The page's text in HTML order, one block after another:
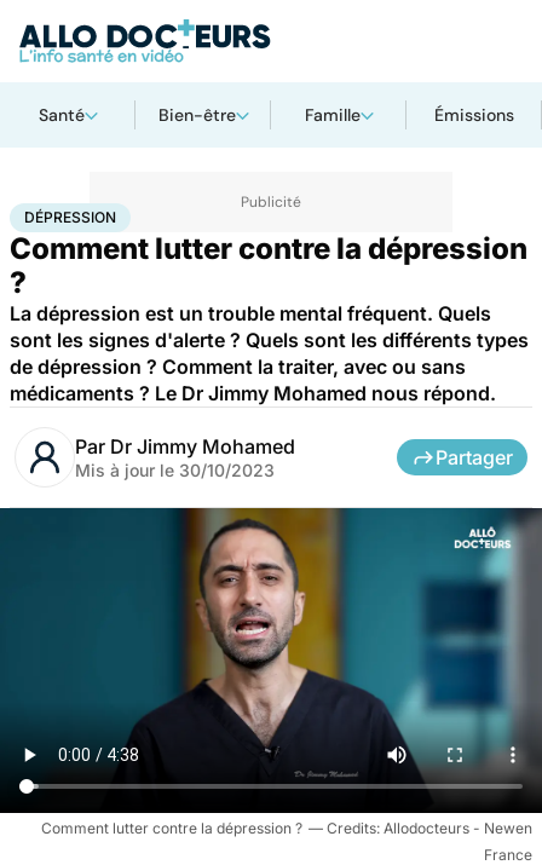
Santé Bien-être Famille Émissions
AccueilBien-être Dépression
DÉPRESSION
Comment lutter contre la dépression
?
La dépression est un trouble mental fréquent. Quels
sont les signes d'alerte ? Quels sont les différents types
de dépression ? Comment la traiter, avec ou sans
médicaments ? Le Dr Jimmy Mohamed nous répond.
Par Dr Jimmy Mohamed
Mis à jour le 30/10/2023
Partager
Comment lutter contre la dépression ?
Allodocteurs - Newen
France